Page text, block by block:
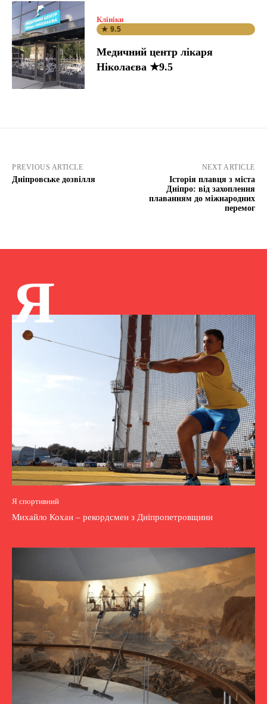
Клініки
★ 9.5
Медичний центр лікаря
Ніколаєва ★9.5
PREVIOUS ARTICLE
Дніпровське дозвілля
NEXT ARTICLE
Історія плавця з міста
Дніпро: від захоплення
плаванням до міжнародних
перемог
Я
Я спортивний
Михайло Кохан – рекордсмен з Дніпропетровщини